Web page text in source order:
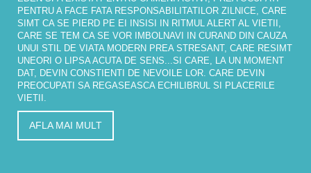
PENTRU A FACE FATA RESPONSABILITATILOR ZILNICE, CARE
SIMT CA SE PIERD PE EI INSISI IN RITMUL ALERT AL VIETII,
CARE SE TEM CA SE VOR IMBOLNAVI IN CURAND DIN CAUZA
UNUI STIL DE VIATA MODERN PREA STRESANT, CARE RESIMT
UNEORI O LIPSA ACUTA DE SENS...SI CARE, LA UN MOMENT
DAT, DEVIN CONSTIENTI DE NEVOILE LOR. CARE DEVIN
PREOCUPATI SA REGASEASCA ECHILIBRUL SI PLACERILE
VIETII.
AFLA MAI MULT